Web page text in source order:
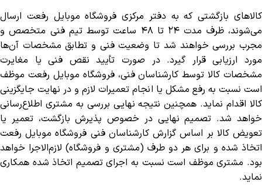
کالاهای بازگشتی که به دفتر مرکزی فروشگاه موبایل رفعت ارسال
می‌شوند، ظرف مدت ۲۴ تا ۴۸ ساعت توسط تیم فنی متخصص و
مجرب بررسی خواهند شد تا وضعیت فنی و تطابق مشخصات آن‌ها
مورد ارزیابی قرار گیرد. در صورت تأیید نقص فنی یا مغایرت
مشخصات کالا توسط کارشناسان فنی، فروشگاه موبایل رفعت موظف
است نسبت به رفع مشکل یا انجام تعمیرات لازم و در نهایت جایگزینی
کالا اقدام نماید. همچنین نتیجه نهایی بررسی به مشتری اطلاع‌رسانی
خواهد شد. تصمیم نهایی در خصوص پذیرش بازگشت، تعمیر یا
تعویض کالا بر اساس گزارش کارشناسان فنی فروشگاه موبایل رفعت
اتخاذ شده و برای هر دو طرف (مشتری و فروشگاه) لازم‌الاجرا خواهد
بود. مشتری موظف است نسبت به اجرای تصمیم اتخاذ شده همکاری
نماید.